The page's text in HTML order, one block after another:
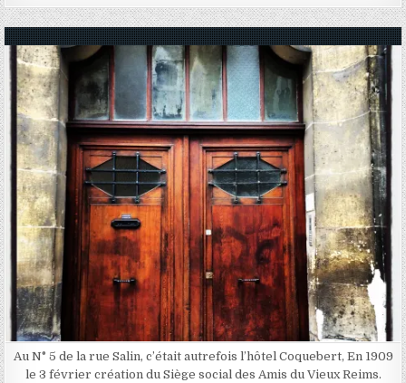
Posted in
Au N° 5 de la rue Salin, c’était autrefois l’hôtel Coquebert, En 1909
le 3 février création du Siège social des Amis du Vieux Reims.